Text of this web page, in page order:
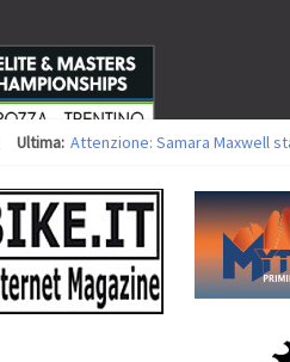
Ultima: Attenzione: Samara Maxwell
Europei XCO: vittorie per
35ª Marathon Bike della
Europei MTB: il Team Relay